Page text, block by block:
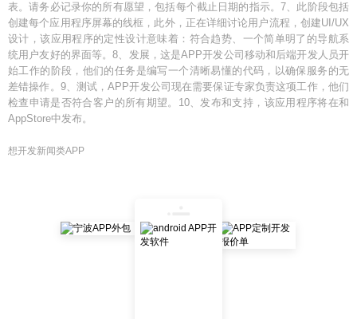
表。请务必记录你的所有愿望，包括每个截止日期的指示。7、此阶段包括
创建每个应用程序屏幕的线框，此外，正在详细讨论用户流程，创建UI/UX
设计，该应用程序的定性设计意味着：符合趋势、一个简单明了的导航系
统用户友好的界面等。8、发展，这是APP开发公司移动和后端开发人员开
始工作的阶段，他们的任务是编写一个清晰易懂的代码，以确保服务的无
差错操作。9、测试，APP开发公司现在需要保证专家负责这项工作，他们
检查申请是否符合客户的所有期望。10、发布和支持，该应用程序将在和
AppStore中发布。
想开发新闻类APP